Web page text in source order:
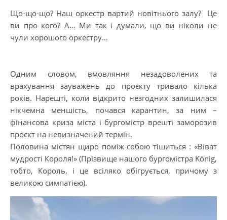
Що-що-що? Наш оркестр вартий новітнього залу? Це
ви про кого? А… Ми так і думали, що ви ніколи не
чули хорошого оркестру…
Одним словом, вмовляння незадоволених та
врахування зауважень до проєкту тривало кілька
років. Нарешті, коли відкрито незгодних залишилася
нікчемна меншість, почався карантин, за ним –
фінансова криза міста і бургомістр врешті заморозив
проєкт на невизначений термін.
Половина містян щиро поміж собою тішиться : «Віват
мудрості Короля!» (Прізвище нашого бургомістра König,
тобто, Король, і це всіляко обігрується, причому з
великою симпатією).